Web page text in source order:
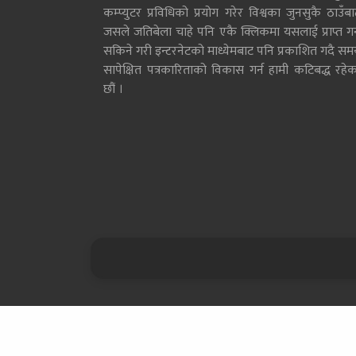
कम्प्युटर प्रविधिको प्रयोग गरेर विश्वका जुनसुकै
जसले जतिबेला चाहे पनि एकै क्लिकमा यसलाई प्राप्त
सकिने गरी इन्टरनेटको माध्येमबाट पनि प्रकाशित गदै
सापेक्षित पत्रकारिताको विकास गर्न हामी कटिबद्ध
छौं ।